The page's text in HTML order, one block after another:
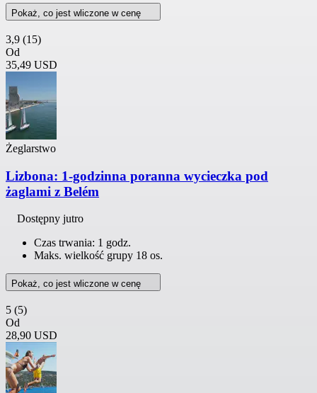
Pokaż, co jest wliczone w cenę
3,9 (15)
Od
35,49 USD
Żeglarstwo
Lizbona: 1-godzinna poranna wycieczka pod
żaglami z Belém
Dostępny jutro
Czas trwania: 1 godz.
Maks. wielkość grupy 18 os.
Pokaż, co jest wliczone w cenę
5 (5)
Od
28,90 USD